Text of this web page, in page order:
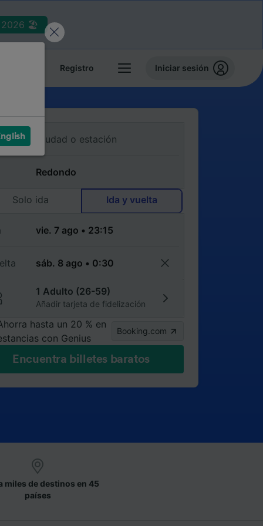
2026 🏖️
Registro Iniciar sesión
Solo ida Ida y vuelta
1 Adulto (26-59)
Añadir tarjeta de fidelización
hasta un 20 % en
con Genius
Booking.com
Encuentra billetes baratos
miles de destinos en 45
países